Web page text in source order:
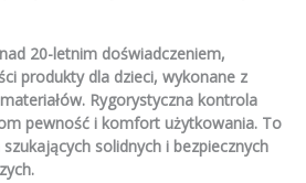
20-letnim doświadczeniem,
produkty dla dzieci, wykonane z
Rygorystyczna kontrola
pewność i komfort użytkowania. To
solidnych i bezpiecznych